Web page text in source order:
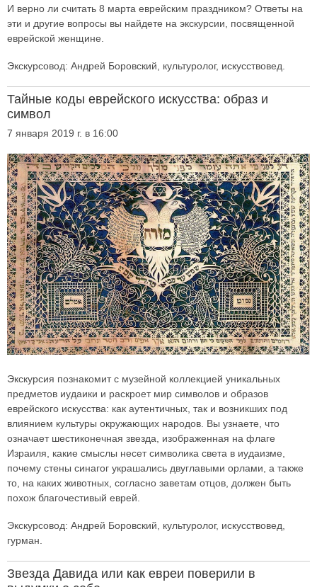
И верно ли считать 8 марта еврейским праздником? Ответы на
эти и другие вопросы вы найдете на экскурсии, посвященной
еврейской женщине.
Экскурсовод: Андрей Боровский, культуролог, искусствовед.
Тайные коды еврейского искусства: образ и
символ
7 января 2019 г. в 16:00
Экскурсия познакомит с музейной коллекцией уникальных
предметов иудаики и раскроет мир символов и образов
еврейского искусства: как аутентичных, так и возникших под
влиянием культуры окружающих народов. Вы узнаете, что
означает шестиконечная звезда, изображенная на флаге
Израиля, какие смыслы несет символика света в иудаизме,
почему стены синагог украшались двуглавыми орлами, а также
то, на каких животных, согласно заветам отцов, должен быть
похож благочестивый еврей.
Экскурсовод: Андрей Боровский, культуролог, искусствовед,
гурман.
Звезда Давида или как евреи поверили в